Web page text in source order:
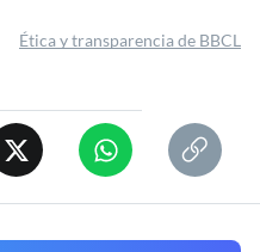
Ética y transparencia de BBCL